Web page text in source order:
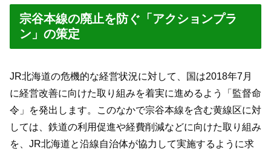
宗谷本線の廃止を防ぐ「アクションプラ
ン」の策定
JR北海道の危機的な経営状況に対して、国は2018年7月
に経営改善に向けた取り組みを着実に進めるよう「監督命
令」を発出します。このなかで宗谷本線を含む黄線区に対
しては、鉄道の利用促進や経費削減などに向けた取り組み
を、JR北海道と沿線自治体が協力して実施するように求